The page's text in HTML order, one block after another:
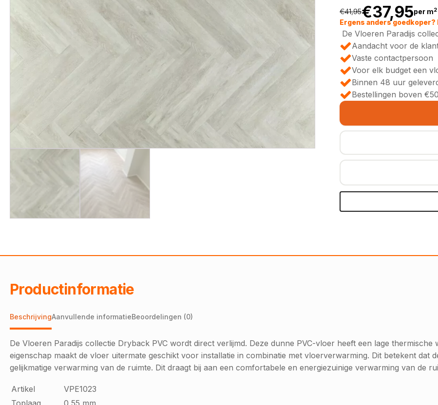
€41,95
prijs
was:
€41,95.
€37,95
Huidige
prijs
is:
€37,95.
per m2
Ergens anders goedkoper?
De Vloeren Paradijs
Aandacht voor de
Vaste contactpersoon
Voor elk budget een
Binnen 48 uur
Bestellingen boven
Productinformatie
BeschrijvingAanvullende informatieBeoordelingen (0)
De Vloeren Paradijs collectie Dryback PVC wordt direct verlijmd. Deze dunne PVC-vloer heeft een lage
eigenschap maakt de vloer uitermate geschikt voor installatie in combinatie met vloerverwarming. Dit betekent dat
gelijkmatige verwarming van de ruimte. Dit draagt bij aan een comfortabele en energiezuinige verwarming van de
Artikel
VPE1023
Toplaag
0,55 mm